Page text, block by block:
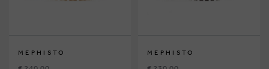
MEPHISTO MEPHISTO